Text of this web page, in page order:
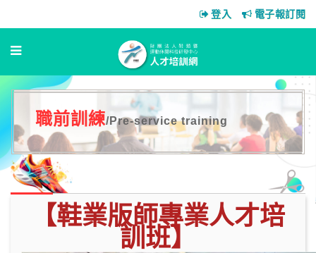
登入 電子報訂閱
職前訓練/Pre-service training
【鞋業版師專業人才培
訓班】